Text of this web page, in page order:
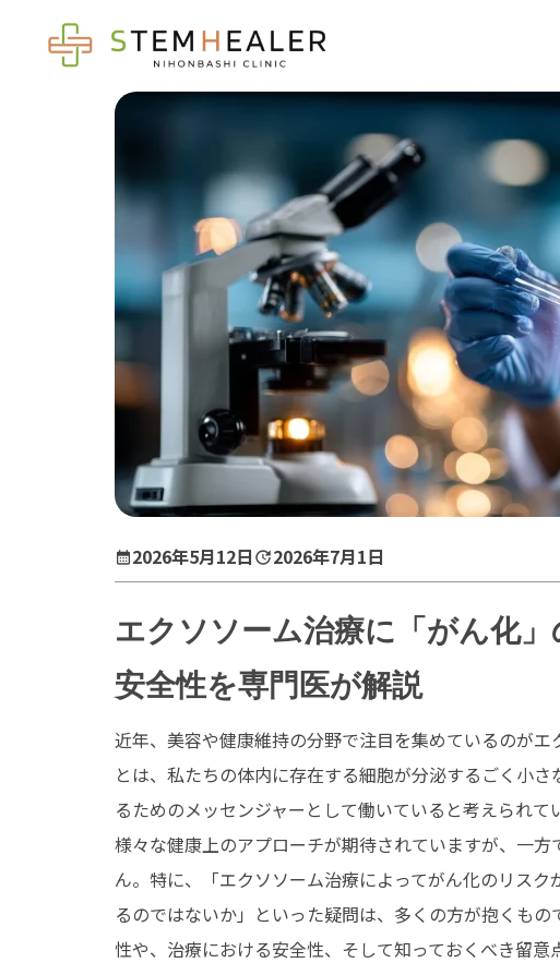
2026年5月12日 2026年7月1日
エクソソーム治療に「がん化
安全性を専門医が解説
近年、美容や健康維持の分野で注目を集めているのが
とは、私たちの体内に存在する細胞が分泌するごく小
るためのメッセンジャーとして働いていると考えられて
様々な健康上のアプローチが期待されていますが、一
ん。特に、「エクソソーム治療によってがん化のリス
るのではないか」といった疑問は、多くの方が抱くも
性や、治療における安全性、そして知っておくべき留